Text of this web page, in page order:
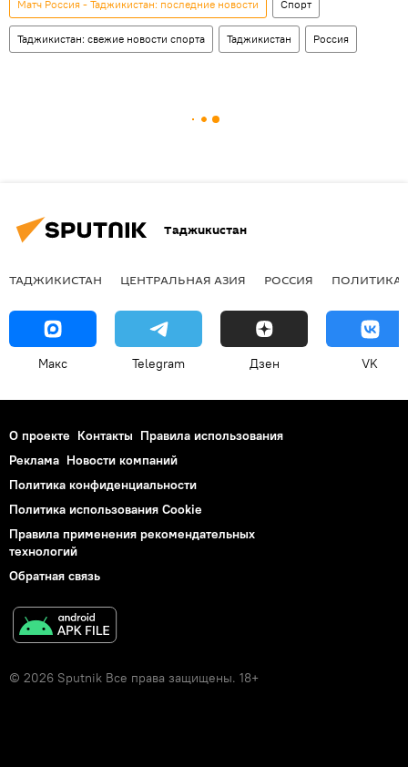
Матч Россия - Таджикистан: последние новости Спорт
Таджикистан: свежие новости спорта Таджикистан Россия
Таджикистан
ТАДЖИКИСТАН ЦЕНТРАЛЬНАЯ АЗИЯ РОССИЯ ПОЛИТИКА
Макс Telegram Дзен VK
О проекте Контакты Правила использования
Реклама Новости компаний
Политика конфиденциальности
Политика использования Cookie
Правила применения рекомендательных
технологий
Обратная связь
© 2026 Sputnik Все права защищены. 18+